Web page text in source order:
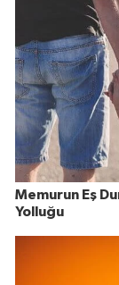
Memurun Eş
Yolluğu